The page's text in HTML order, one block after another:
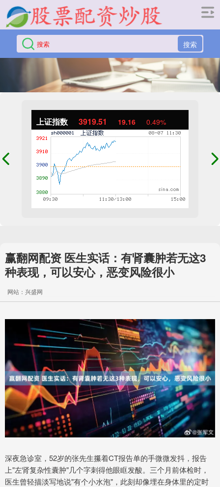
搜索
上证指数 3919.51 19.16 0.49%
赢翻网配资 医生实话：有肾囊肿若无这3
种表现，可以安心，恶变风险很小
网站：兴盛网
深夜急诊室，52岁的张先生攥着CT报告单的手微微发抖，报告
上"左肾复杂性囊肿"几个字刺得他眼眶发酸。三个月前体检时，
医生曾轻描淡写地说"有个小水泡"，此刻却像埋在身体里的定时